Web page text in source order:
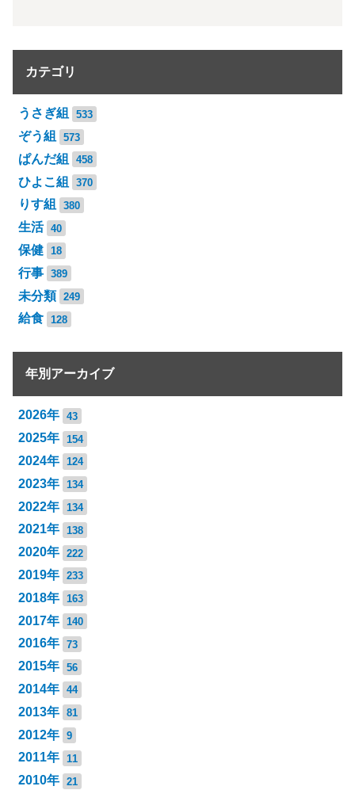
カテゴリ
うさぎ組 533
ぞう組 573
ぱんだ組 458
ひよこ組 370
りす組 380
生活 40
保健 18
行事 389
未分類 249
給食 128
年別アーカイブ
2026年 43
2025年 154
2024年 124
2023年 134
2022年 134
2021年 138
2020年 222
2019年 233
2018年 163
2017年 140
2016年 73
2015年 56
2014年 44
2013年 81
2012年 9
2011年 11
2010年 21